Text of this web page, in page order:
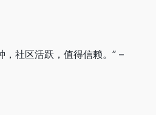
社区活跃，值得信赖。” –